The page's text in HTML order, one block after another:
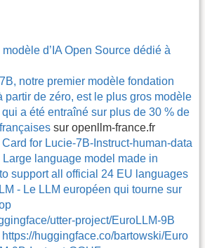
modèle d’IA Open Source dédié à
notre premier modèle fondation
partir de zéro, est le plus gros modèle
a été entraîné sur plus de 30 % de
sur openllm-france.fr
Card for Lucie-7B-Instruct-human-data
Large language model made in
support all official 24 EU languages
- Le LLM européen qui tourne sur
utter-project/EuroLLM-9B
https://huggingface.co/bartowski/Euro